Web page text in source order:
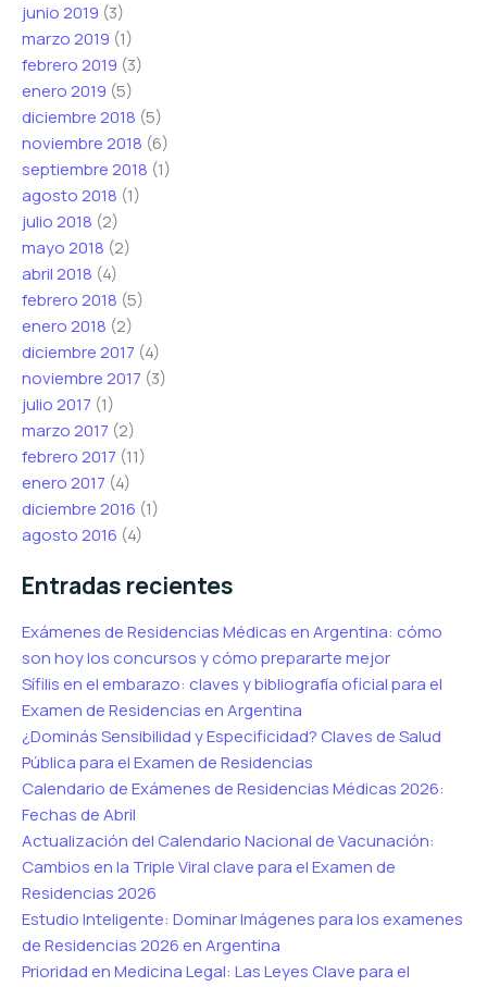
junio 2019 (3)
marzo 2019 (1)
febrero 2019 (3)
enero 2019 (5)
diciembre 2018 (5)
noviembre 2018 (6)
septiembre 2018 (1)
agosto 2018 (1)
julio 2018 (2)
mayo 2018 (2)
abril 2018 (4)
febrero 2018 (5)
enero 2018 (2)
diciembre 2017 (4)
noviembre 2017 (3)
julio 2017 (1)
marzo 2017 (2)
febrero 2017 (11)
enero 2017 (4)
diciembre 2016 (1)
agosto 2016 (4)
Entradas recientes
Exámenes de Residencias Médicas en Argentina: cómo
son hoy los concursos y cómo prepararte mejor
Sífilis en el embarazo: claves y bibliografía oficial para el
Examen de Residencias en Argentina
¿Dominás Sensibilidad y Especificidad? Claves de Salud
Pública para el Examen de Residencias
Calendario de Exámenes de Residencias Médicas 2026:
Fechas de Abril
Actualización del Calendario Nacional de Vacunación:
Cambios en la Triple Viral clave para el Examen de
Residencias 2026
Estudio Inteligente: Dominar Imágenes para los examenes
de Residencias 2026 en Argentina
Prioridad en Medicina Legal: Las Leyes Clave para el